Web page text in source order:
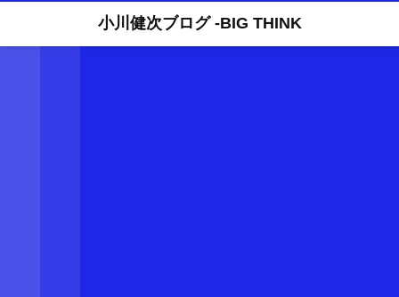
小川健次ブログ -BIG THINK